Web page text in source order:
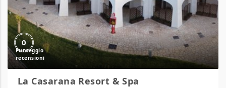
0
La Casarana Resort & Spa